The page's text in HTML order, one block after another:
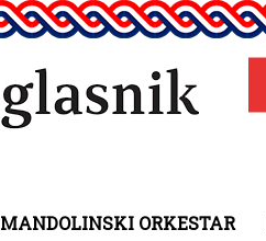
MANDOLINSKI ORKESTAR